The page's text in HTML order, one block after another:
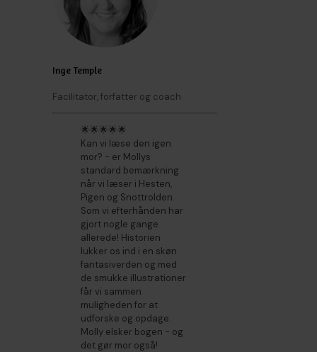
Inge Temple
Facilitator, forfatter og coach
🌟🌟🌟🌟🌟
Kan vi læse den igen
mor? - er Mollys
standard bemærkning
når vi læser i Hesten,
Pigen og Snottrolden.
Som vi efterhånden har
gjort nogle gange
allerede! Historien
lukker os ind i en skøn
fantasiverden og med
de smukke illustrationer
får vi sammen
muligheden for at
udforske og opdage.
Molly elsker bogen - og
det gør mor også!